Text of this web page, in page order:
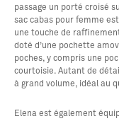
passage un porté croisé
sac cabas pour femme
une touche de
doté d’une pochette
poches, y compris une
courtoisie. Autant de
à grand volume, idéal au
Elena est également